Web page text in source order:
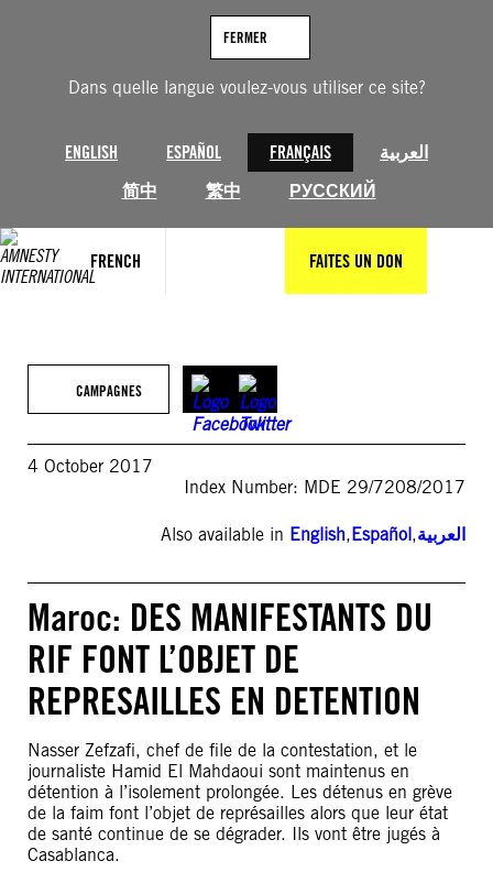
Dans quelle langue voulez-vous utiliser ce site?
ENGLISH ESPAÑOL FRANÇAIS
العربية
简中
繁中 РУССКИЙ
FERMER
FRENCH FAITES UN DON
CAMPAGNES
4 October 2017
Index Number: MDE 29/7208/2017
Also available in English,Español,العربية
Maroc: DES MANIFESTANTS DU
RIF FONT L’OBJET DE
REPRESAILLES EN DETENTION
Nasser Zefzafi, chef de file de la contestation, et le
journaliste Hamid El Mahdaoui sont maintenus en
détention à l’isolement prolongée. Les détenus en grève
de la faim font l’objet de représailles alors que leur état
de santé continue de se dégrader. Ils vont être jugés à
Casablanca.